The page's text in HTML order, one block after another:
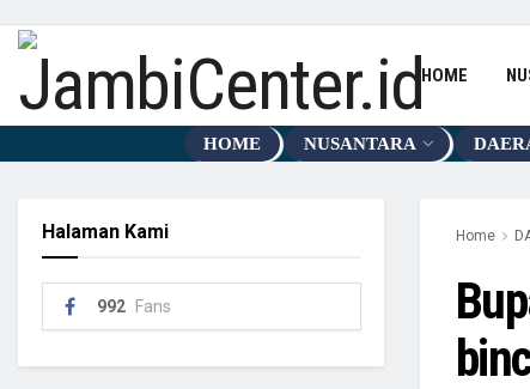
HOME
HOME NUSANTARA
Home
Halaman Kami
992 Fans